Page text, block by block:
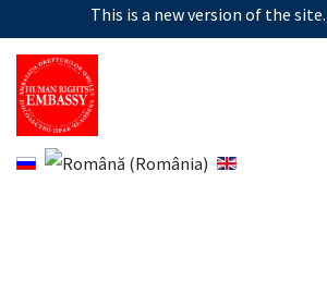
This is a new version of the site.